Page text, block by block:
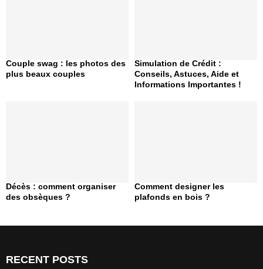
Couple swag : les photos des
plus beaux couples
Simulation de Crédit :
Conseils, Astuces, Aide et
Informations Importantes !
Décès : comment organiser
des obsèques ?
Comment designer les
plafonds en bois ?
RECENT POSTS